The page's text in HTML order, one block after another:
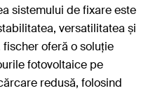
sistemului de fixare este
versatilitatea și
oferă o soluție
fotovoltaice pe
redusă, folosind